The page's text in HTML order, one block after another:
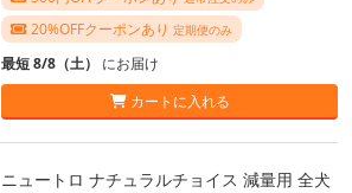
20%OFFクーポンあり 定期便のみ
最短 8/8（土） にお届け
カートに入れる
ニュートロ ナチュラルチョイス 減量用 全犬